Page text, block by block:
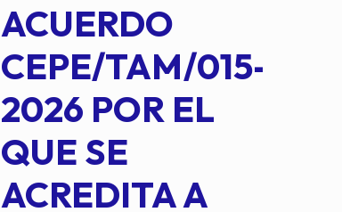
ACUERDO
CEPE/TAM/015-
2026 POR EL
QUE SE
ACREDITA A